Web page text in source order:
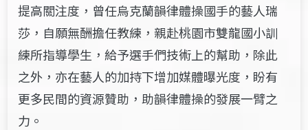
提高關注度，曾任烏克蘭韻律體操國手的藝人瑞
莎，自願無酬擔任教練，親赴桃園市雙龍國小訓
練所指導學生，給予選手們技術上的幫助，除此
之外，亦在藝人的加持下增加媒體曝光度，盼有
更多民間的資源贊助，助韻律體操的發展一臂之
力。